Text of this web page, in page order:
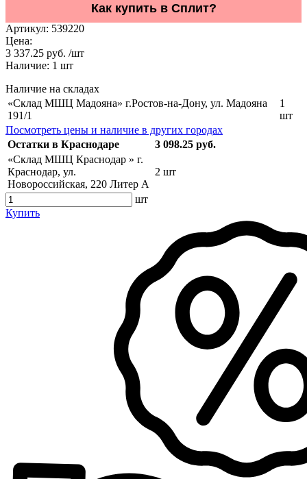
Как купить в Сплит?
Артикул: 539220
Цена:
3 337.25 руб. /шт
Наличие: 1 шт
Наличие на складах
«Склад МШЦ Мадояна» г.Ростов-на-Дону, ул. Мадояна
191/1
1
шт
Посмотреть цены и наличие в других городах
Остатки в Краснодаре
3 098.25 руб.
«Склад МШЦ Краснодар » г.
Краснодар, ул.
Новороссийская, 220 Литер А
2 шт
шт
Купить